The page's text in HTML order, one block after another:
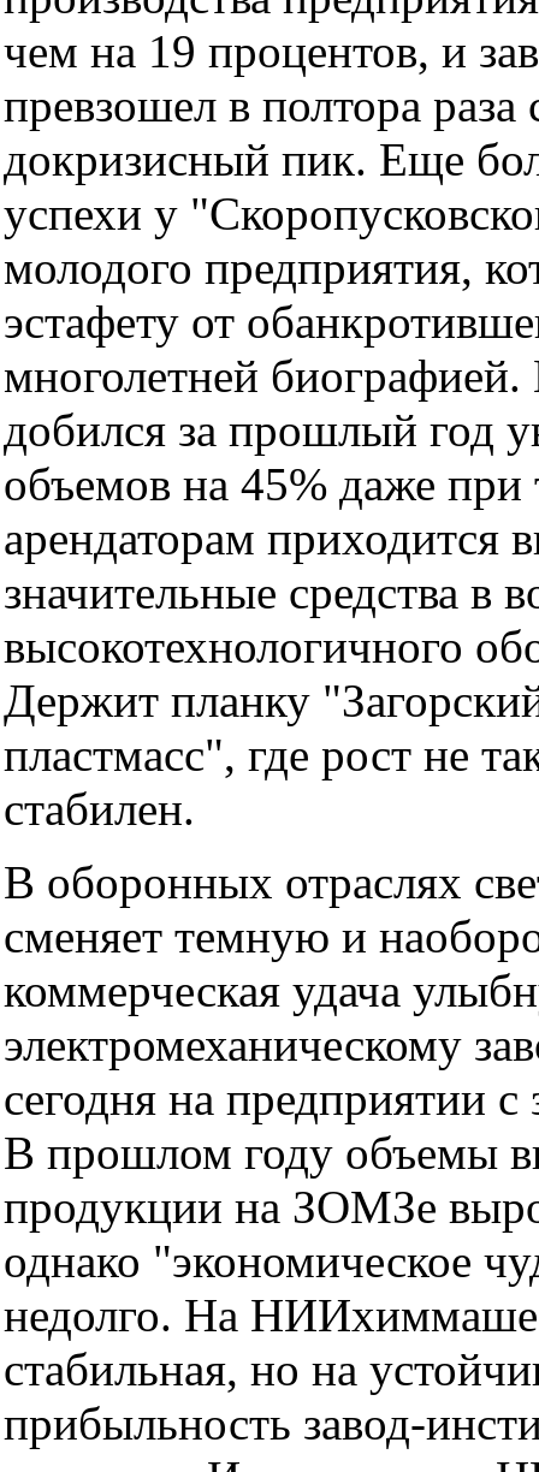
чем на 19 процентов, и
превзошел в полтора раза
докризисный пик. Еще
успехи у
молодого предприятия,
эстафету от
многолетней
добился за прошлый год
объемов на 45% даже при
арендаторам приходится
значительные средства в
высокотехнологичного
Держит планку
пластмасс", где рост не
стабилен.
В оборонных отраслях
сменяет темную и
коммерческая удача
электромеханическому
сегодня на предприятии с
В прошлом году объемы
продукции на ЗОМЗе
однако "экономическое
недолго. На НИИхиммаше
стабильная, но на
прибыльность завод-